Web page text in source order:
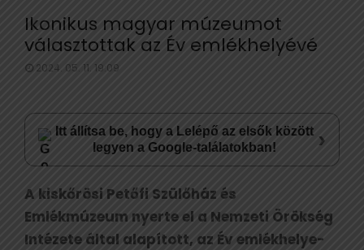
Ikonikus magyar múzeumot
választottak az Év emlékhelyévé
2024. 05. 11. 19:09
Itt állítsa be, hogy a Lelépő az elsők között
legyen a Google-találatokban!
›
A kiskőrösi Petőfi Szülőház és
Emlékmúzeum nyerte el a Nemzeti Örökség
Intézete által alapított, az Év emlékhelye-